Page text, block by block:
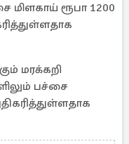
ரூபா 1200
மரக்கறி
பச்சை